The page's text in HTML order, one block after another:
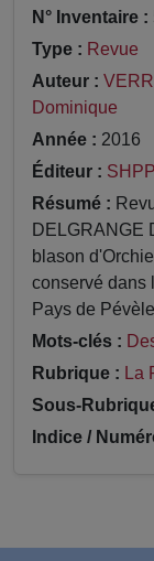
N° Inventaire :
Type : Revue
Auteur :
Dominique
Année : 2016
Éditeur : SHPP
Résumé :
DELGRANGE
blason
conservé dans
Pays de
Mots-clés :
Rubrique : La
Sous-
Indice /